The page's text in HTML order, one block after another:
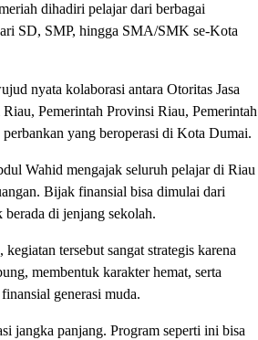
dihadiri pelajar dari berbagai
SD, SMP, hingga SMA/SMK se-Kota
nyata kolaborasi antara Otoritas Jasa
Pemerintah Provinsi Riau, Pemerintah
yang beroperasi di Kota Dumai.
Wahid mengajak seluruh pelajar di Riau
Bijak finansial bisa dimulai dari
berada di jenjang sekolah.
tersebut sangat strategis karena
membentuk karakter hemat, serta
generasi muda.
jangka panjang. Program seperti ini bisa